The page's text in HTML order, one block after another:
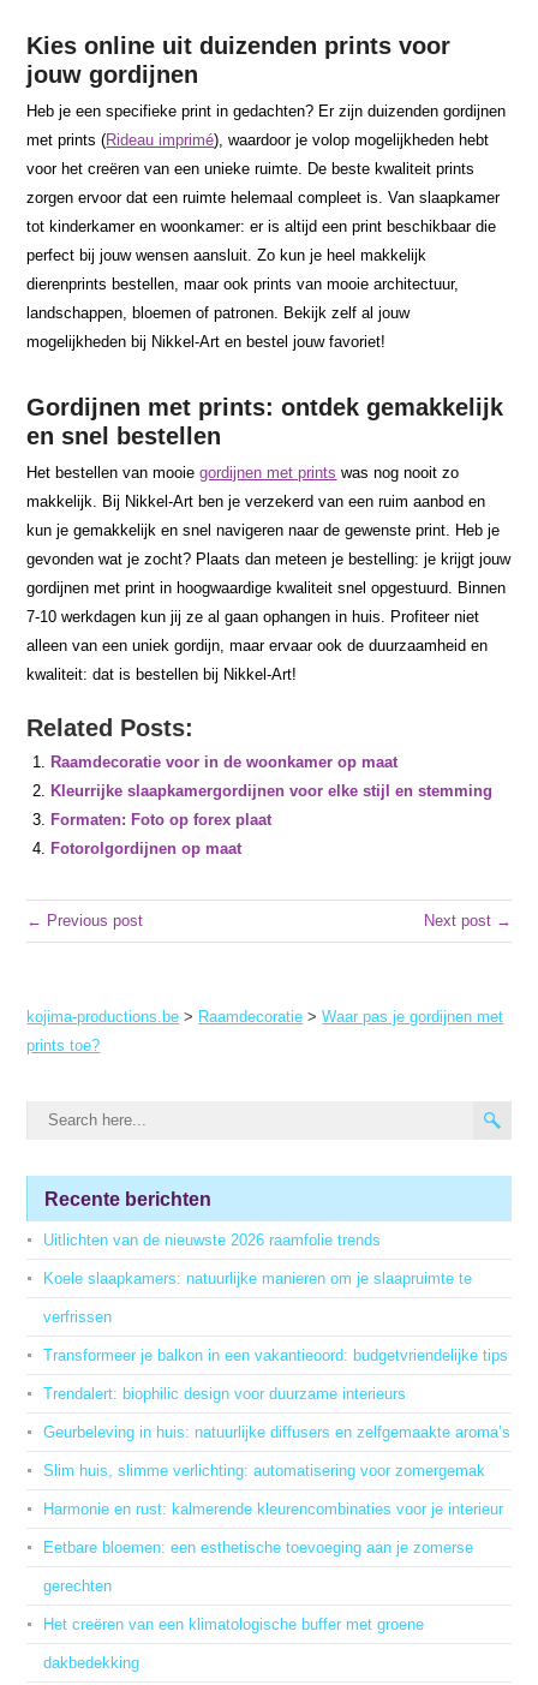
Kies online uit duizenden prints voor
jouw gordijnen
Heb je een specifieke print in gedachten? Er zijn duizenden gordijnen
met prints (Rideau imprimé), waardoor je volop mogelijkheden hebt
voor het creëren van een unieke ruimte. De beste kwaliteit prints
zorgen ervoor dat een ruimte helemaal compleet is. Van slaapkamer
tot kinderkamer en woonkamer: er is altijd een print beschikbaar die
perfect bij jouw wensen aansluit. Zo kun je heel makkelijk
dierenprints bestellen, maar ook prints van mooie architectuur,
landschappen, bloemen of patronen. Bekijk zelf al jouw
mogelijkheden bij Nikkel-Art en bestel jouw favoriet!
Gordijnen met prints: ontdek gemakkelijk
en snel bestellen
Het bestellen van mooiegordijnen met prints was nog nooit zo
makkelijk. Bij Nikkel-Art ben je verzekerd van een ruim aanbod en
kun je gemakkelijk en snel navigeren naar de gewenste print. Heb je
gevonden wat je zocht? Plaats dan meteen je bestelling: je krijgt jouw
gordijnen met print in hoogwaardige kwaliteit snel opgestuurd. Binnen
7-10 werkdagen kun jij ze al gaan ophangen in huis. Profiteer niet
alleen van een uniek gordijn, maar ervaar ook de duurzaamheid en
kwaliteit: dat is bestellen bij Nikkel-Art!
Related Posts:
Raamdecoratie voor in de woonkamer op maat
Kleurrijke slaapkamergordijnen voor elke stijl en stemming
Formaten: Foto op forex plaat
Fotorolgordijnen op maat
← Previous post Next post →
kojima-productions.be > Raamdecoratie >Waar pas je gordijnen met
prints toe?
Recente berichten
Uitlichten van de nieuwste 2026 raamfolie trends
Koele slaapkamers: natuurlijke manieren om je slaapruimte te
verfrissen
Transformeer je balkon in een vakantieoord: budgetvriendelijke tips
Trendalert: biophilic design voor duurzame interieurs
Geurbeleving in huis: natuurlijke diffusers en zelfgemaakte aroma’s
Slim huis, slimme verlichting: automatisering voor zomergemak
Harmonie en rust: kalmerende kleurencombinaties voor je interieur
Eetbare bloemen: een esthetische toevoeging aan je zomerse
gerechten
Het creëren van een klimatologische buffer met groene
dakbedekking